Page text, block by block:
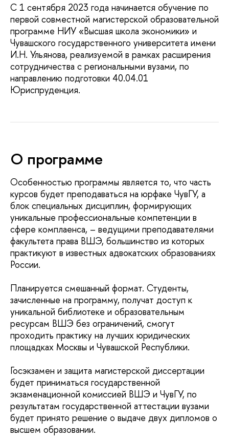
С 1 сентября 2023 года начинается обучение по
первой совместной магистерской образовательной
программе НИУ «Высшая школа экономики» и
Чувашского государственного университета имени
И.Н. Ульянова, реализуемой в рамках расширения
сотрудничества с региональными вузами, по
направлению подготовки 40.04.01
Юриспруденция.
О программе
Особенностью программы является то, что часть
курсов будет преподаваться на юрфаке ЧувГУ, а
блок специальных дисциплин, формирующих
уникальные профессиональные компетенции в
сфере комплаенса, – ведущими преподавателями
факультета права ВШЭ, большинство из которых
практикуют в известных адвокатских образованиях
России.
Планируется смешанный формат. Студенты,
зачисленные на программу, получат доступ к
уникальной библиотеке и образовательным
ресурсам ВШЭ без ограничений, смогут
проходить практику на лучших юридических
площадках Москвы и Чувашской Республики.
Госэкзамен и защита магистерской диссертации
будет приниматься государственной
экзаменационной комиссией ВШЭ и ЧувГУ, по
результатам государственной аттестации вузами
будет принято решение о выдаче двух дипломов о
высшем образовании.